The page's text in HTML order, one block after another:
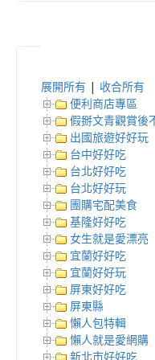
展開所有
收合所有
便利商店專區
假掰文青觀賞後
出國旅遊好好玩
台中好好吃
台北好好吃
台北好好玩
團購宅配美食
基隆好好吃
女生就是愛漂亮
宜蘭好好吃
宜蘭好好玩
屏東好好吃
屏東縣
懶人包特輯
懶人就是愛網購
新北市好好吃